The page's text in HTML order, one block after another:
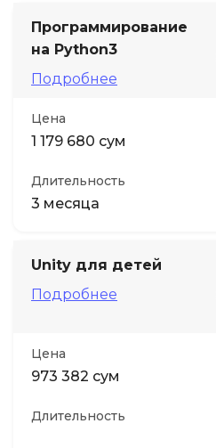
Программирование
на Python3
Подробнее
Цена
1 179 680 сум
Длительность
3 месяца
Unity для детей
Подробнее
Цена
973 382 сум
Длительность